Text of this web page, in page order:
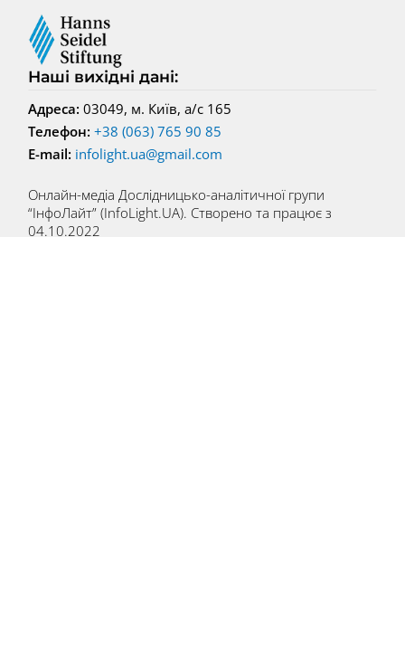
Наші вихідні дані:
Адреса: 03049, м. Київ, а/с 165
Телефон: +38 (063) 765 90 85
E-mail: infolight.ua@gmail.com
Онлайн-медіа Дослідницько-аналітичної групи
“ІнфоЛайт” (InfoLight.UA). Створено та працює з
04.10.2022